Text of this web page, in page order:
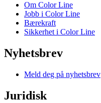
Om Color Line
Jobb i Color Line
Bærekraft
Sikkerhet i Color Line
Nyhetsbrev
Meld deg på nyhetsbrev
Juridisk